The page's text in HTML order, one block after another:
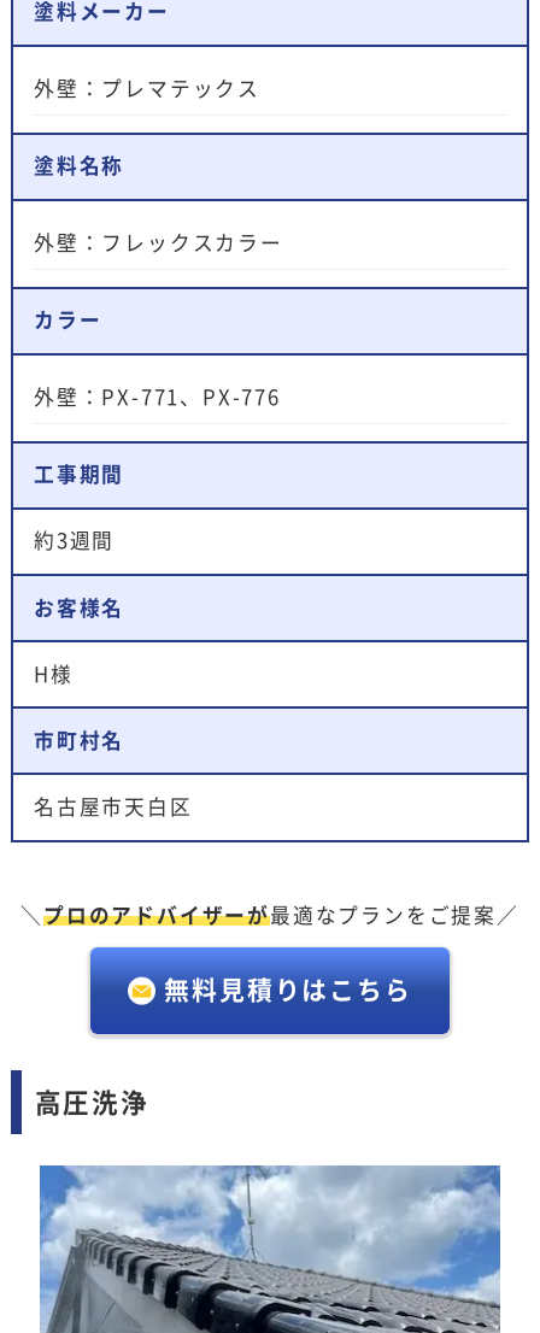
塗料メーカー
外壁：プレマテックス
塗料名称
外壁：フレックスカラー
カラー
外壁：PX-771、PX-776
工事期間
約3週間
お客様名
H様
市町村名
名古屋市天白区
＼プロのアドバイザーが最適なプランをご提案／
無料見積りはこちら
高圧洗浄